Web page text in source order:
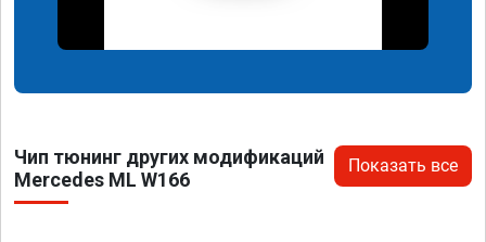
Чип тюнинг других модификаций
Mercedes ML W166
Показать все